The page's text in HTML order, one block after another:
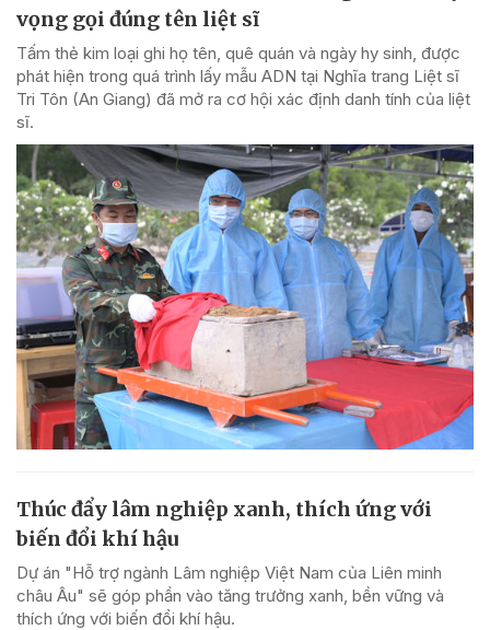
vọng gọi đúng tên liệt sĩ
Tấm thẻ kim loại ghi họ tên, quê quán và ngày hy sinh, được
phát hiện trong quá trình lấy mẫu ADN tại Nghĩa trang Liệt sĩ
Tri Tôn (An Giang) đã mở ra cơ hội xác định danh tính của liệt
sĩ.
Thúc đẩy lâm nghiệp xanh, thích ứng với
biến đổi khí hậu
Dự án "Hỗ trợ ngành Lâm nghiệp Việt Nam của Liên minh
châu Âu" sẽ góp phần vào tăng trưởng xanh, bền vững và
thích ứng với biến đổi khí hậu.